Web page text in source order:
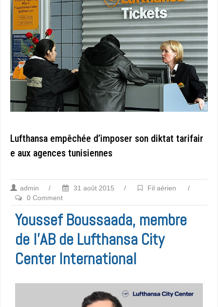
Lufthansa empêchée d’imposer son diktat tarifair
e aux agences tunisiennes
admin / 31 août 2015 / Fil aérien
/
0 Comment
Youssef Boussaada, membre
de l’AB de Lufthansa City
Center International